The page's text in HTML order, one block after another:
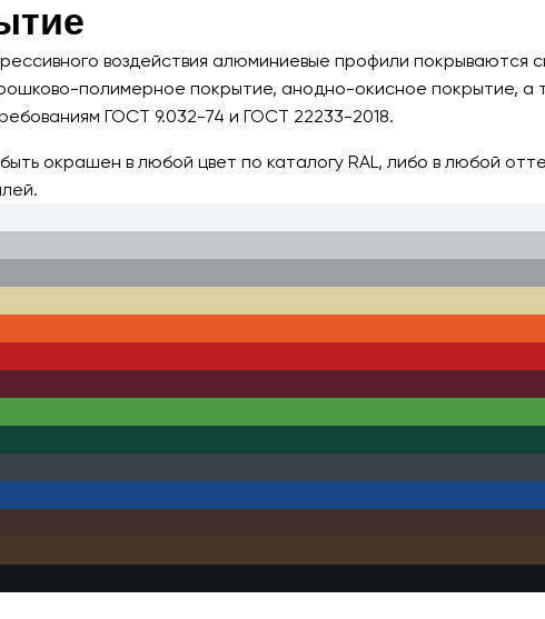
воздействия алюминиевые профили
полимерное покрытие, анодно-окисное покрытие,
ГОСТ 9.032-74 и ГОСТ 22233-2018.
окрашен в любой цвет по каталогу RAL, либо в любой